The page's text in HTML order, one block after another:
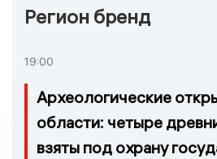
Регион бренд
19:00
Археологические
области: четыре
взяты под охрану